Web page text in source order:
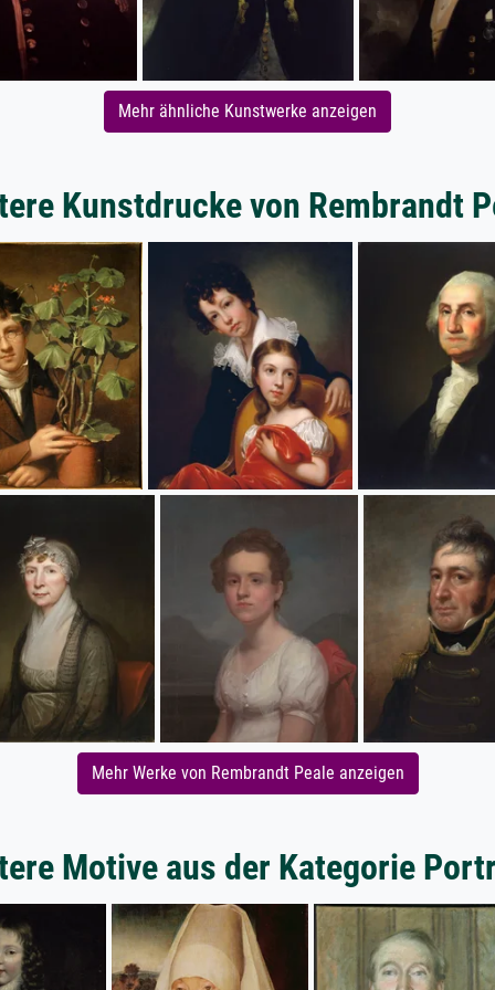
Mehr ähnliche Kunstwerke anzeigen
Kunstdrucke von Rembrandt
Mehr Werke von Rembrandt Peale anzeigen
Motive aus der Kategorie